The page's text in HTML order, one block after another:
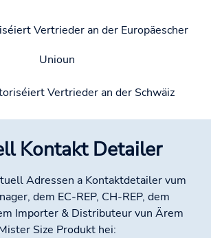
Vertrieder an der Europäescher
Unioun
Vertrieder an der Schwäiz
Kontakt Detailer
Adressen a Kontaktdetailer vum
dem EC-REP, CH-REP, dem
Importer & Distributeur vun Ärem
Size Produkt hei: